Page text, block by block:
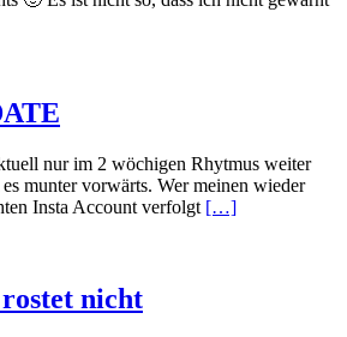
nur im 2 wöchigen Rhytmus weiter
munter vorwärts. Wer meinen wieder
Insta Account verfolgt […]
nicht